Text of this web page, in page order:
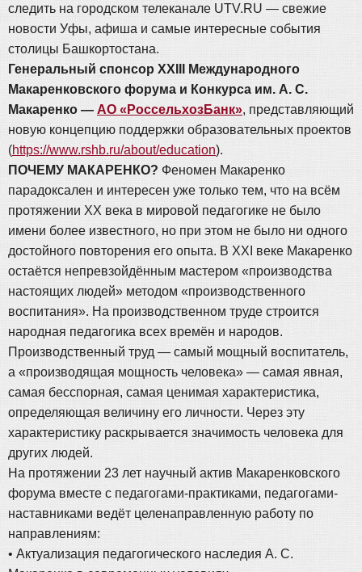
следить на городском телеканале UTV.RU — свежие
новости Уфы, афиша и самые интересные события
столицы Башкортостана.
Генеральный спонсор XXIII Международного
Макаренковского форума и Конкурса им. А. С.
Макаренко — АО «РоссельхозБанк», представляющий
новую концепцию поддержки образовательных проектов
(https://www.rshb.ru/about/education).
ПОЧЕМУ МАКАРЕНКО? Феномен Макаренко
парадоксален и интересен уже только тем, что на всём
протяжении XX века в мировой педагогике не было
имени более известного, но при этом не было ни одного
достойного повторения его опыта. В XXI веке Макаренко
остаётся непревзойдённым мастером «производства
настоящих людей» методом «производственного
воспитания». На производственном труде строится
народная педагогика всех времён и народов.
Производственный труд — самый мощный воспитатель,
а «производящая мощность человека» — самая явная,
самая бесспорная, самая ценимая характеристика,
определяющая величину его личности. Через эту
характеристику раскрывается значимость человека для
других людей.
На протяжении 23 лет научный актив Макаренковского
форума вместе с педагогами-практиками, педагогами-
наставниками ведёт целенаправленную работу по
направлениям:
• Актуализация педагогического наследия А. С.